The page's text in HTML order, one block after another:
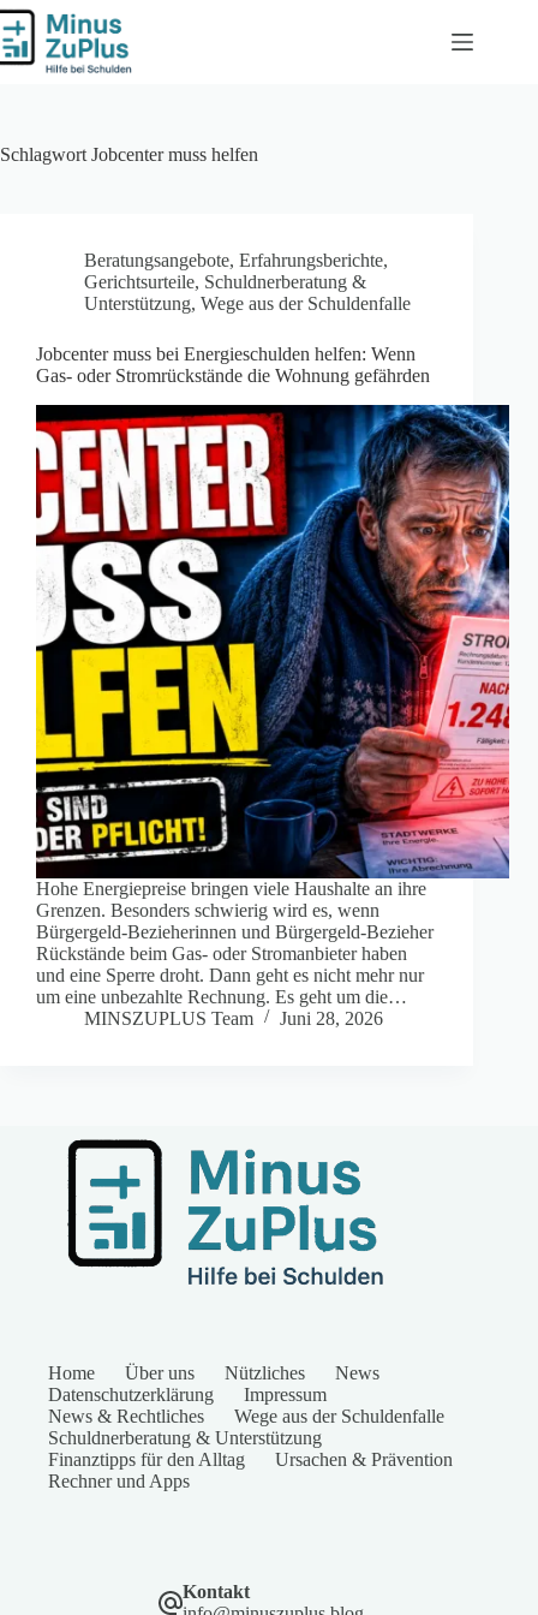
Zum
Inhalt
springen
Schlagwort Jobcenter muss helfen
Beratungsangebote, Erfahrungsberichte,
Gerichtsurteile, Schuldnerberatung &
Unterstützung, Wege aus der Schuldenfalle
Jobcenter muss bei Energieschulden helfen: Wenn
Gas- oder Stromrückstände die Wohnung gefährden
Hohe Energiepreise bringen viele Haushalte an ihre
Grenzen. Besonders schwierig wird es, wenn
Bürgergeld-Bezieherinnen und Bürgergeld-Bezieher
Rückstände beim Gas- oder Stromanbieter haben
und eine Sperre droht. Dann geht es nicht mehr nur
um eine unbezahlte Rechnung. Es geht um die…
MINSZUPLUS Team
Juni 28, 2026
Home Über uns Nützliches
News
Datenschutzerklärung
Impressum
News & Rechtliches
Wege aus der Schuldenfalle
Schuldnerberatung & Unterstützung
Finanztipps für den Alltag
Ursachen & Prävention
Rechner und Apps
Kontakt